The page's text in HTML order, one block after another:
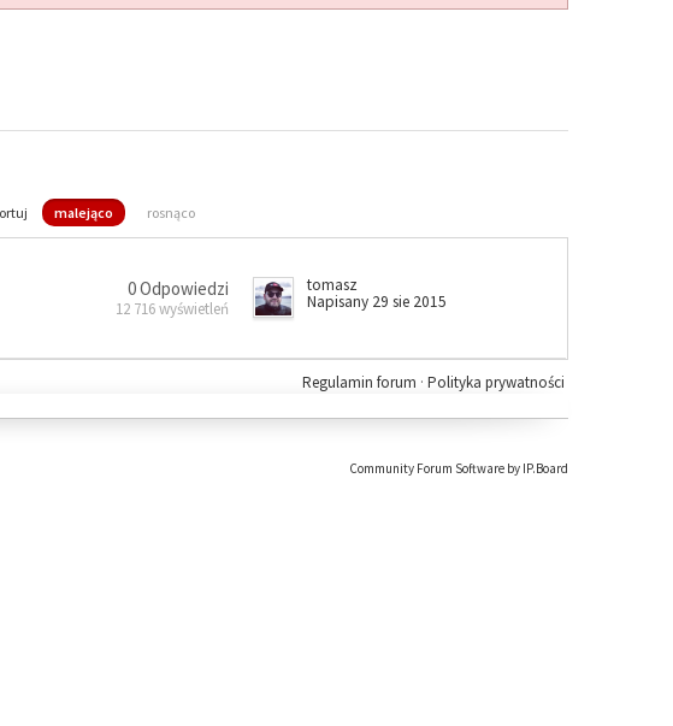
malejąco rosnąco
0 Odpowiedzi
12 716 wyświetleń
tomasz
Napisany 29 sie 2015
Polityka prywatności
Regulamin forum ·
Community Forum Software by IP.Board